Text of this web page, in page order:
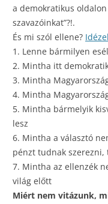
a demokratikus
szavazóinkat”?!.
És mi szól ellene?
1. Lenne bármilyen
2. Mintha itt
3. Mintha
4. Mintha
5. Mintha bármelyik
lesz
6. Mintha a választó
pénzt tudnak szerezni,
7. Mintha az ellenzék
világ előtt
Miért nem vitázunk,